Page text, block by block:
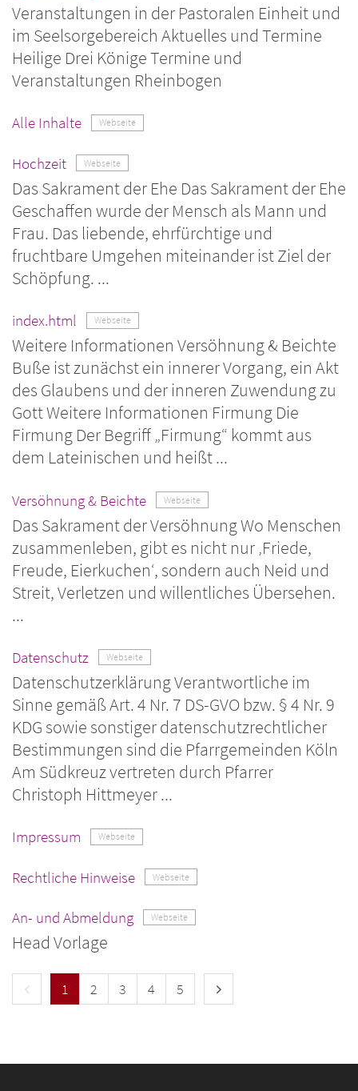
Veranstaltungen in der Pastoralen Einheit und
im Seelsorgebereich Aktuelles und Termine
Heilige Drei Könige Termine und
Veranstaltungen Rheinbogen
Alle Inhalte Webseite
Hochzeit Webseite
Das Sakrament der Ehe Das Sakrament der Ehe
Geschaffen wurde der Mensch als Mann und
Frau. Das liebende, ehrfürchtige und
fruchtbare Umgehen miteinander ist Ziel der
Schöpfung. ...
index.html Webseite
Weitere Informationen Versöhnung & Beichte
Buße ist zunächst ein innerer Vorgang, ein Akt
des Glaubens und der inneren Zuwendung zu
Gott Weitere Informationen Firmung Die
Firmung Der Begriff „Firmung“ kommt aus
dem Lateinischen und heißt ...
Versöhnung & Beichte Webseite
Das Sakrament der Versöhnung Wo Menschen
zusammenleben, gibt es nicht nur ‚Friede,
Freude, Eierkuchen‘, sondern auch Neid und
Streit, Verletzen und willentliches Übersehen.
...
Datenschutz Webseite
Datenschutzerklärung Verantwortliche im
Sinne gemäß Art. 4 Nr. 7 DS-GVO bzw. § 4 Nr. 9
KDG sowie sonstiger datenschutzrechtlicher
Bestimmungen sind die Pfarrgemeinden Köln
Am Südkreuz vertreten durch Pfarrer
Christoph Hittmeyer ...
Impressum Webseite
Rechtliche Hinweise Webseite
An- und Abmeldung Webseite
Head Vorlage
Vorherige Seite
1 2 3 4 5 Nächste Seite